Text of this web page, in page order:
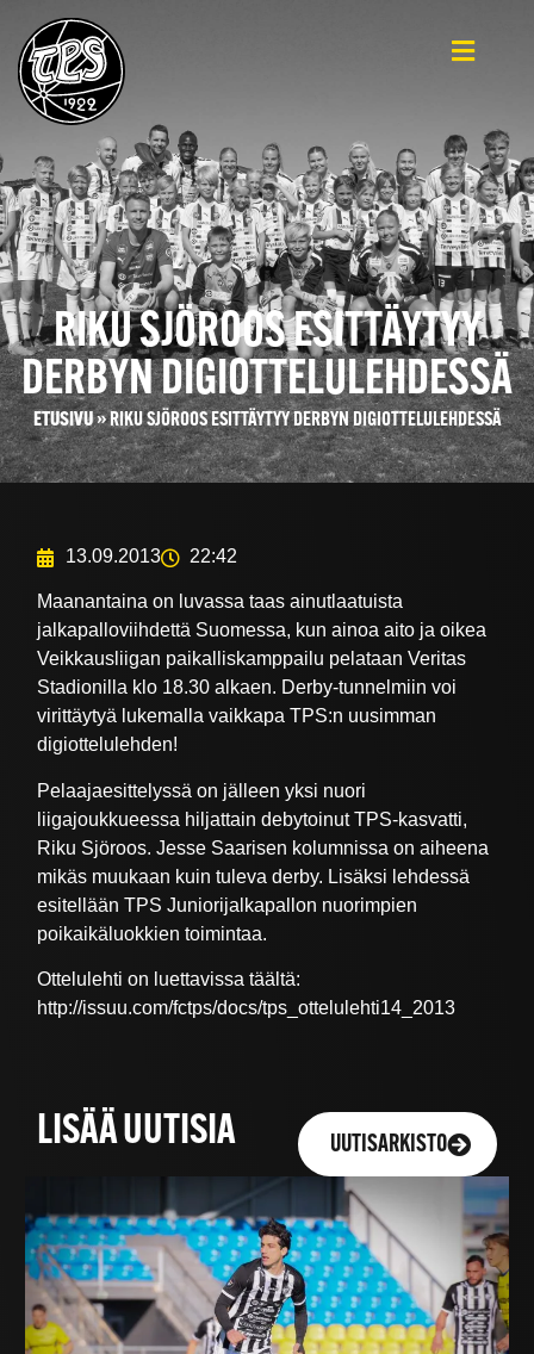
RIKU SJÖROOS ESITTÄYTYY
DERBYN DIGIOTTELULEHDESSÄ
ETUSIVU»RIKU SJÖROOS ESITTÄYTYY DERBYN DIGIOTTELULEHDESSÄ
13.09.2013 22:42
Maanantaina on luvassa taas ainutlaatuista
jalkapalloviihdettä Suomessa, kun ainoa aito ja oikea
Veikkausliigan paikalliskamppailu pelataan Veritas
Stadionilla klo 18.30 alkaen. Derby-tunnelmiin voi
virittäytyä lukemalla vaikkapa TPS:n uusimman
digiottelulehden!
Pelaajaesittelyssä on jälleen yksi nuori
liigajoukkueessa hiljattain debytoinut TPS-kasvatti,
Riku Sjöroos. Jesse Saarisen kolumnissa on aiheena
mikäs muukaan kuin tuleva derby. Lisäksi lehdessä
esitellään TPS Juniorijalkapallon nuorimpien
poikaikäluokkien toimintaa.
Ottelulehti on luettavissa täältä:
http://issuu.com/fctps/docs/tps_ottelulehti14_2013
LISÄÄ UUTISIA UUTISARKISTO